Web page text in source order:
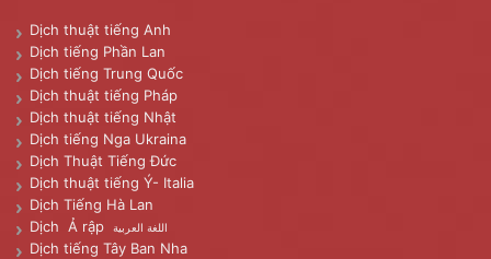
Dịch thuật tiếng Anh
Dịch tiếng Phần Lan
Dịch tiếng Trung Quốc
Dịch thuật tiếng Pháp
Dịch thuật tiếng Nhật
Dịch tiếng Nga Ukraina
Dịch Thuật Tiếng Đức
Dịch thuật tiếng Ý- Italia
Dịch Tiếng Hà Lan
Dịch Ả rập
اللغة العربية
Dịch tiếng Tây Ban Nha